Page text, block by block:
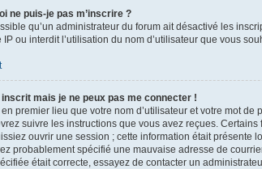
ne puis-je pas m’inscrire ?
qu’un administrateur du forum ait désactivé les
IP ou interdit l’utilisation du nom d’utilisateur que vous
mais je ne peux pas me connecter !
premier lieu que votre nom d’utilisateur et votre mot
suivre les instructions que vous avez reçues.
ouvrir une session ; cette information était présente
probablement spécifié une mauvaise adresse de
était correcte, essayez de contacter un